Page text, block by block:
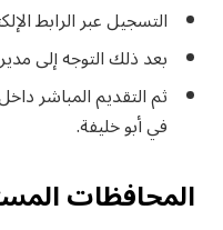
التسجيل عبر الرابط
بعد ذلك التوجه إلى
ثم التقديم المباشر
في أبو خليفة.
المحافظات